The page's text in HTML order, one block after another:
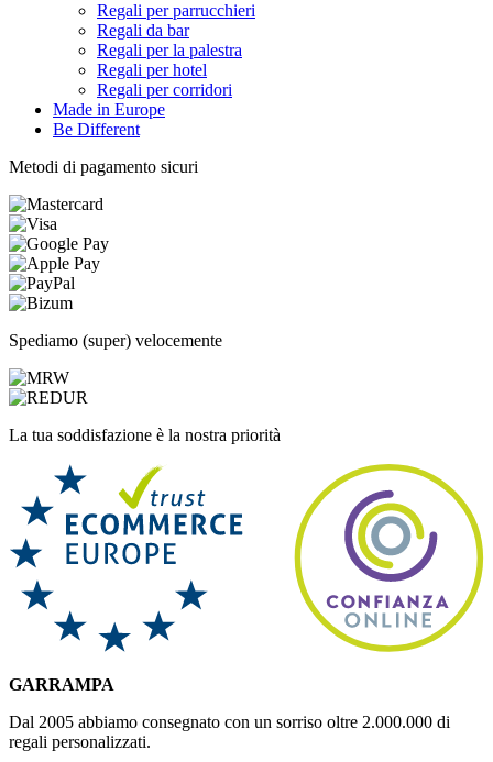
Regali per parrucchieri
Regali da bar
Regali per la palestra
Regali per hotel
Regali per corridori
Made in Europe
Be Different
Metodi di pagamento sicuri
Spediamo (super) velocemente
La tua soddisfazione è la nostra priorità
GARRAMPA
Dal 2005 abbiamo consegnato con un sorriso oltre 2.000.000 di
regali personalizzati.